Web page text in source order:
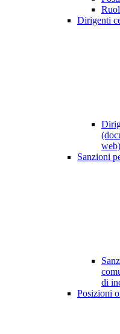
Dirigenti
web)
Sanzioni
di
Posizioni